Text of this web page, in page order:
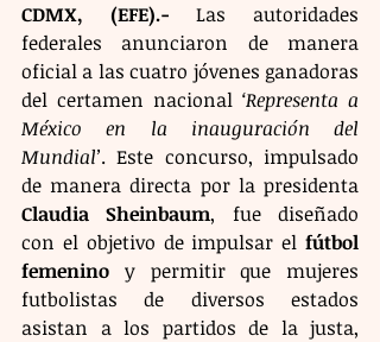
CDMX, (EFE).- Las autoridades
federales anunciaron de manera
oficial a las cuatro jóvenes ganadoras
del certamen nacional ‘Representa a
México en la inauguración del
Mundial’. Este concurso, impulsado
Claudia Sheinbaum, fue diseñado
con el objetivo de impulsar el fútbol
femenino y permitir que mujeres
futbolistas de diversos estados
asistan a los partidos de la justa,